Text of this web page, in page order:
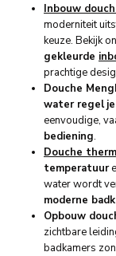
Inbouw
moderniteit
keuze. Bekijk
gekleurde
prachtige
Douche
water regel
eenvoudige,
bediening.
Douche
temperatuur
water wordt
moderne
Opbouw
zichtbare
badkamers